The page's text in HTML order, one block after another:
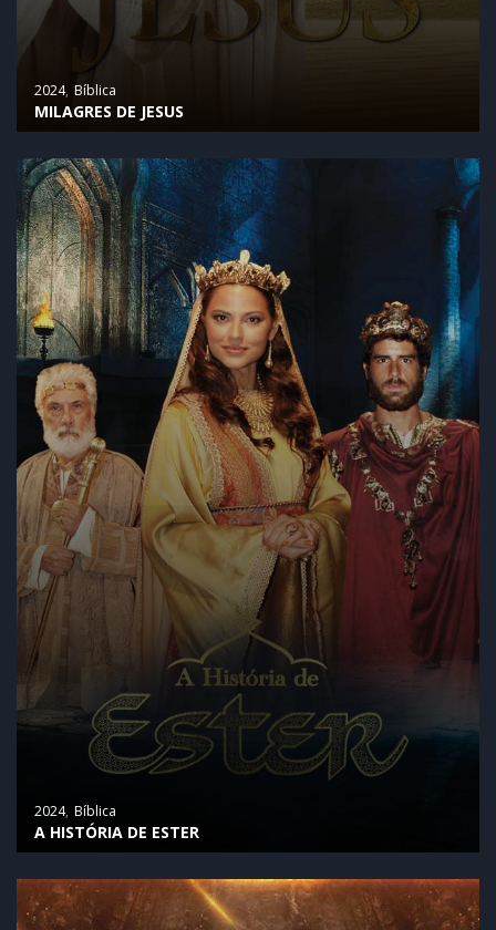
2024 Bíblica
MILAGRES DE JESUS
2024 Bíblica
A HISTÓRIA DE ESTER